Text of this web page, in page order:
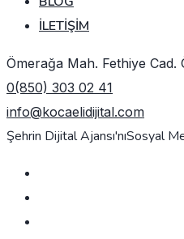
İLETIŞIM
Ömerağa Mah. Fethiye Cad.
0(850) 303 02 41
info@kocaelidijital.com
Şehrin Dijital Ajansı'nıSosyal